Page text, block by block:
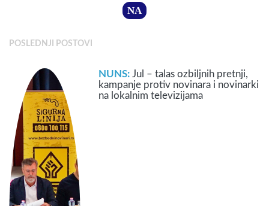
NA
POSLEDNJI POSTOVI
NUNS:Jul – talas ozbiljnih pretnji,
kampanje protiv novinara i novinarki
na lokalnim televizijama